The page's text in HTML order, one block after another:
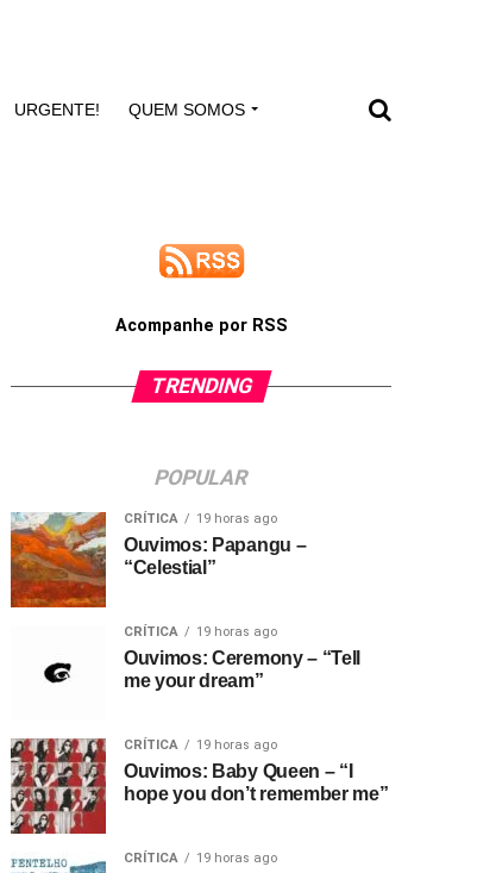
URGENTE! QUEM SOMOS
Acompanhe por RSS
TRENDING
POPULAR
CRÍTICA 19 horas ago
Ouvimos: Papangu –
“Celestial”
CRÍTICA 19 horas ago
Ouvimos: Ceremony – “Tell
me your dream”
CRÍTICA 19 horas ago
Ouvimos: Baby Queen – “I
hope you don’t remember me”
CRÍTICA 19 horas ago